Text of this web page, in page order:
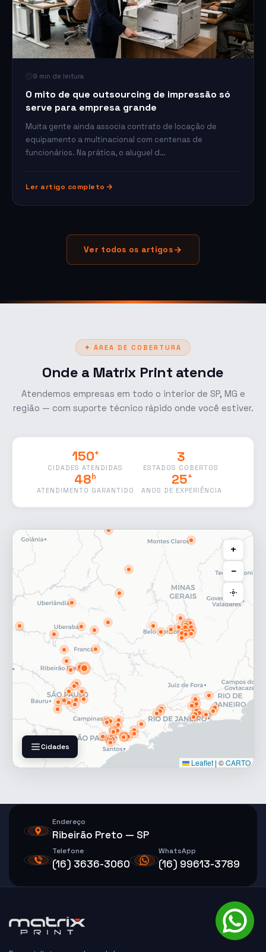
9 min de leitura
O mito de que outsourcing de impressão só
serve para empresa grande
Muita gente ainda associa contrato de locação de
equipamento a multinacional com centenas de
funcionários. Na prática, o aluguel d…
Ler artigo completo
Ver todos os artigos
✦ ÁREA DE COBERTURA
Onde a Matrix Print atende
Atendemos empresas em todo o interior de SP, MG e
região — com suporte técnico rápido onde você estiver.
150+
CIDADES ATENDIDAS
3
ESTADOS COBERTOS
48h
ATENDIMENTO GARANTIDO
25+
ANOS DE EXPERIÊNCIA
Leaflet | ©CARTO
+
−
Cidades
Endereço
Ribeirão Preto — SP
Telefone
(16) 3636-3060
WhatsApp
(16) 99613-3789